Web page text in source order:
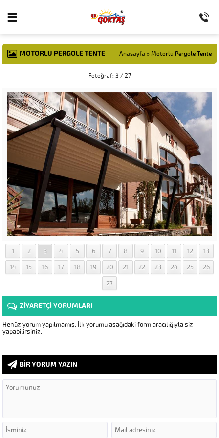
MOTORLU PERGOLE TENTE Anasayfa » Motorlu Pergole Tente
Fotoğraf: 3 / 27
1 2 3 4 5 6 7 8 9 10 11 12 13
14 15 16 17 18 19 20 21 22 23 24 25 26
27
ZİYARETÇİ YORUMLARI
Henüz yorum yapılmamış. İlk yorumu aşağıdaki form aracılığıyla siz
yapabilirsiniz.
BİR YORUM YAZIN